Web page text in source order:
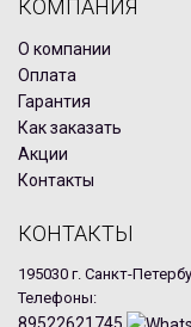
КОМПАНИЯ
О компании
Оплата
Гарантия
Как заказать
Акции
Контакты
КОНТАКТЫ
195030 г. Санкт-
Телефоны:
89522621745